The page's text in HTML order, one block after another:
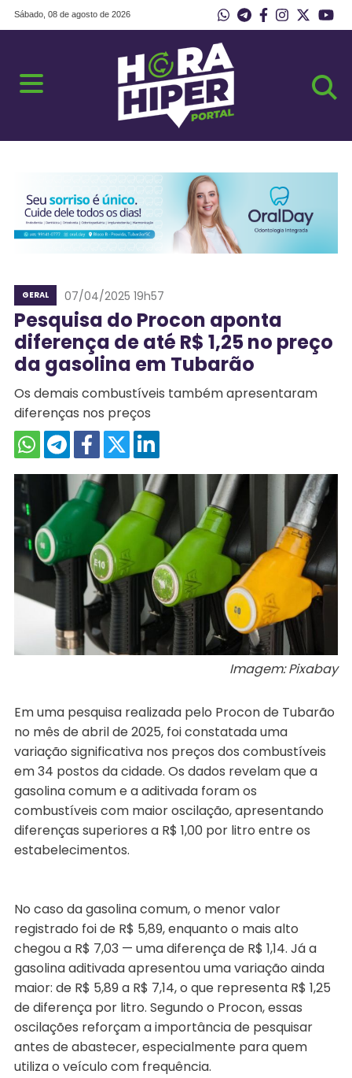
Sábado, 08 de agosto de 2026
GERAL 07/04/2025 19h57
Pesquisa do Procon aponta
diferença de até R$ 1,25 no preço
da gasolina em Tubarão
Os demais combustíveis também apresentaram
diferenças nos preços
Imagem: Pixabay
Em uma pesquisa realizada pelo Procon de Tubarão
no mês de abril de 2025, foi constatada uma
variação significativa nos preços dos combustíveis
em 34 postos da cidade. Os dados revelam que a
gasolina comum e a aditivada foram os
combustíveis com maior oscilação, apresentando
diferenças superiores a R$ 1,00 por litro entre os
estabelecimentos.
No caso da gasolina comum, o menor valor
registrado foi de R$ 5,89, enquanto o mais alto
chegou a R$ 7,03 — uma diferença de R$ 1,14. Já a
gasolina aditivada apresentou uma variação ainda
maior: de R$ 5,89 a R$ 7,14, o que representa R$ 1,25
de diferença por litro. Segundo o Procon, essas
oscilações reforçam a importância de pesquisar
antes de abastecer, especialmente para quem
utiliza o veículo com frequência.